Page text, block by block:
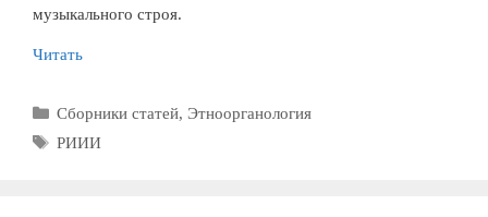
музыкального строя.
Читать
Рубрики
Сборники статей, Этноорганология
Метки
РИИИ